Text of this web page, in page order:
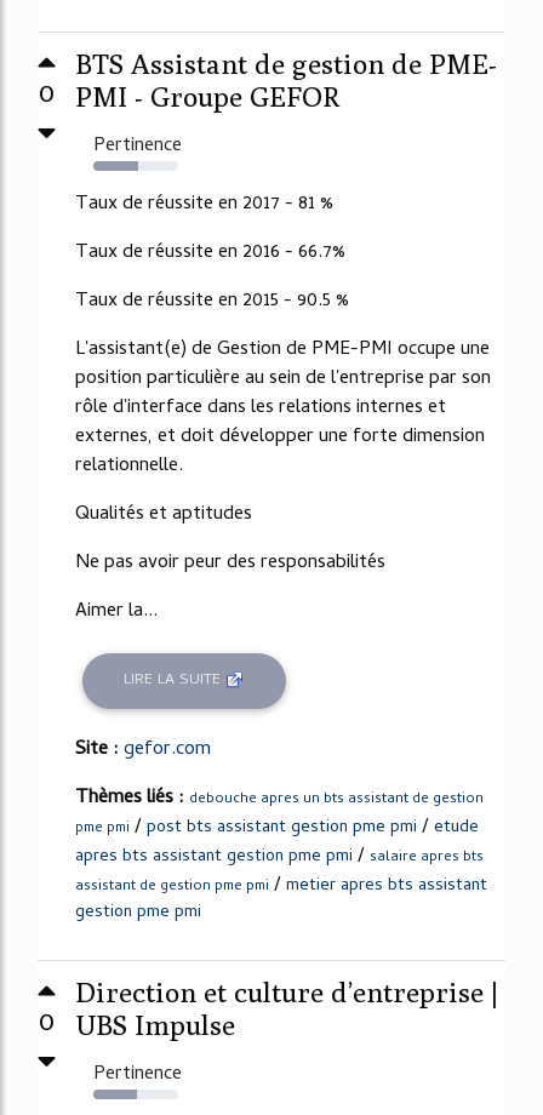
0
BTS Assistant de gestion de PME-
PMI - Groupe GEFOR
Pertinence
53%
Taux de réussite en 2017 - 81 %
Taux de réussite en 2016 - 66.7%
Taux de réussite en 2015 - 90.5 %
L'assistant(e) de Gestion de PME-PMI occupe une
position particulière au sein de l'entreprise par son
rôle d'interface dans les relations internes et
externes, et doit développer une forte dimension
relationnelle.
Qualités et aptitudes
Ne pas avoir peur des responsabilités
Aimer la...
LIRE LA SUITE
Site :gefor.com
Thèmes liés : debouche apres un bts assistant de gestion
pme pmi /post bts assistant gestion pme pmi /etude
apres bts assistant gestion pme pmi / salaire apres bts
assistant de gestion pme pmi /metier apres bts assistant
gestion pme pmi
0
Direction et culture d’entreprise |
UBS Impulse
Pertinence
52%